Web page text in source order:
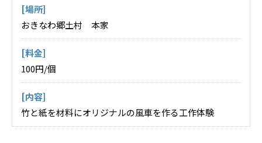
[場所]
おきなわ郷土村 本家
[料金]
100円/個
[内容]
竹と紙を材料にオリジナルの風車を作る工作体験